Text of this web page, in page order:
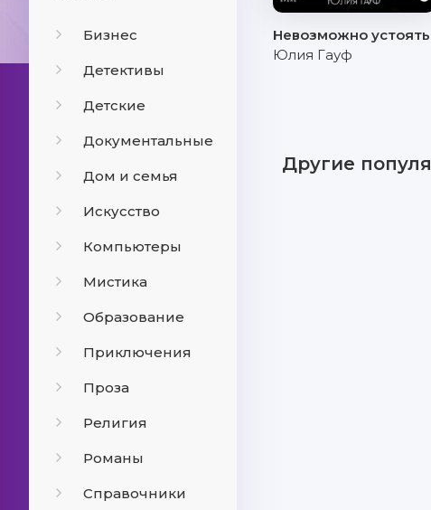
Бизнес
Детективы
Детские
Документальные
Дом и семья
Искусство
Компьютеры
Мистика
Образование
Приключения
Проза
Религия
Романы
Справочники
Невозможно устоять
Юлия Гауф
Другие